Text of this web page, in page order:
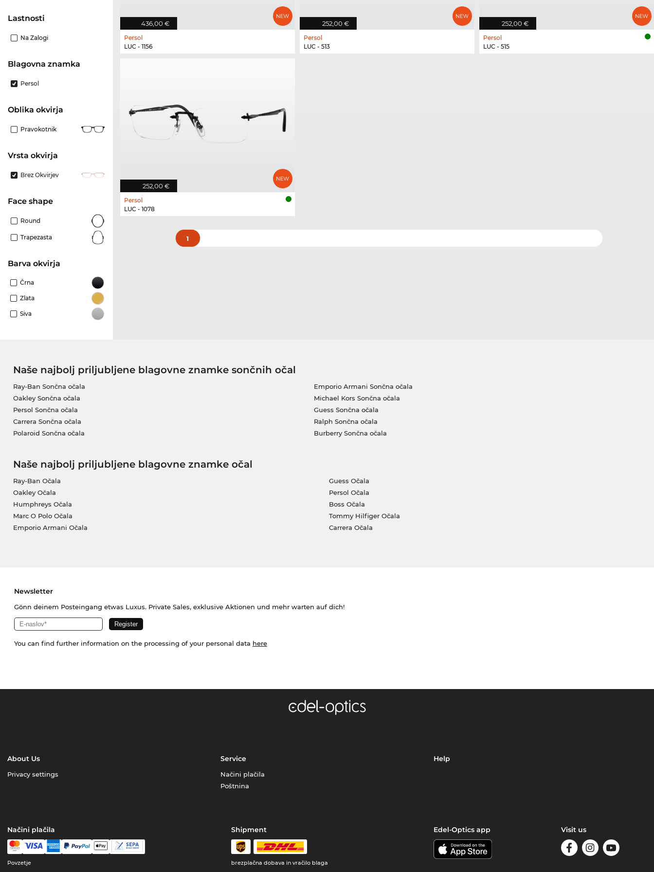
Lastnosti
Na Zalogi
Blagovna znamka
Persol
Oblika okvirja
Pravokotnik
Vrsta okvirja
Brez Okvirjev
Face shape
Round
Trapezasta
Barva okvirja
Črna
Zlata
Siva
436,00 €
Persol
LUC - 1156
252,00 €
Persol
LUC - 513
252,00 €
Persol
LUC - 515
252,00 €
Persol
LUC - 1078
1
Naše najbolj priljubljene blagovne znamke sončnih očal
Ray-Ban Sončna očala
Oakley Sončna očala
Persol Sončna očala
Carrera Sončna očala
Polaroid Sončna očala
Emporio Armani Sončna očala
Michael Kors Sončna očala
Guess Sončna očala
Ralph Sončna očala
Burberry Sončna očala
Naše najbolj priljubljene blagovne znamke očal
Ray-Ban Očala
Oakley Očala
Humphreys Očala
Marc O Polo Očala
Emporio Armani Očala
Guess Očala
Persol Očala
Boss Očala
Tommy Hilfiger Očala
Carrera Očala
Newsletter
Gönn deinem Posteingang etwas Luxus. Private Sales, exklusive Aktionen und mehr warten auf dich!
You can find further information on the processing of your personal data here
About Us
Privacy settings
Service
Načini plačila
Poštnina
Help
Načini plačila
Povzetje
Shipment
brezplačna dobava in vračilo blaga
Edel-Optics app Visit us